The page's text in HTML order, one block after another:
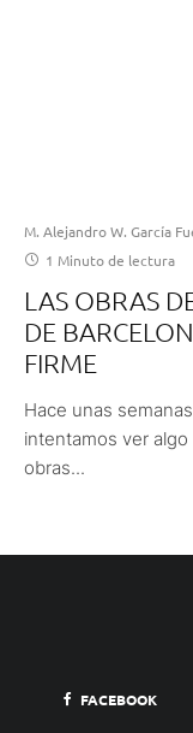
M. Alejandro W. García
1 Minuto de lectura
LAS OBRAS
DE
FIRME
Hace unas
intentamos ver
obras...
FACEBOOK